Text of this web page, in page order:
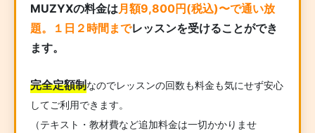
MUZYXの料金は 月額9,800円(税込)〜で通い放
題。１日２時間までレッスンを受けることができ
ます。
完全定額制なのでレッスンの回数も料金も気にせず安心
してご利用できます。
（テキスト・教材費など追加料金は一切かかりませ